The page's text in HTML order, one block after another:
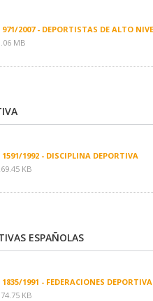
971/2007 - DEPORTISTAS DE ALTO
MB
1591/1992 - DISCIPLINA DEPORTIVA
KB
ESPAÑOLAS
1835/1991 - FEDERACIONES
KB